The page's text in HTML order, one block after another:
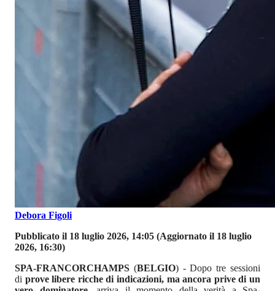
Debora Figoli
Pubblicato il 18 luglio 2026, 14:05 (Aggiornato il 18 luglio
2026, 16:30)
SPA-FRANCORCHAMPS (BELGIO) - Dopo tre sessioni
di prove libere ricche di indicazioni, ma ancora prive di un